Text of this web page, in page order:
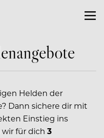
Helden der
Dann sichere dir mit
Einstieg ins
für dich 3